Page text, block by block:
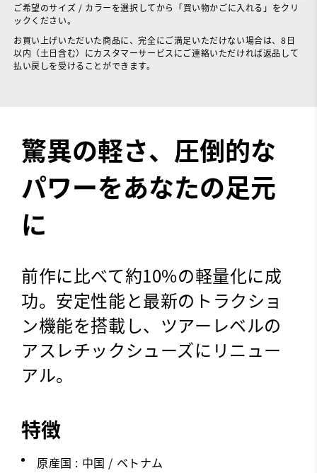
ご希望のサイズ / カラーを選択してから「買い物かごに入れる」をクリ
ックください。
お買い上げいただいた商品に、完全にご満足いただけない場合は、8日
以内（土日含む）にカスタマーサービスにご連絡いただければ返品して
払い戻しを受けることができます。
驚異の軽さ、圧倒的な
パワーをあなたの足元
に
前作に比べて約10%の軽量化に成
功。安定性能と最新のトラクショ
ン機能を搭載し、ツアーレベルの
アスレチックシューズにリニュー
アル。
特徴
原産国 : 中国 / ベトナム